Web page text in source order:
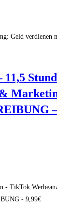
Geld verdienen
11,5
&
- TikTok
- 9,99€